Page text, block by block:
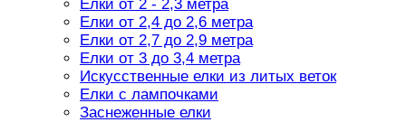
Елки от 2 - 2,3 метра
Елки от 2,4 до 2,6 метра
Елки от 2,7 до 2,9 метра
Елки от 3 до 3,4 метра
Искусственные елки из литых веток
Елки с лампочками
Заснеженные елки